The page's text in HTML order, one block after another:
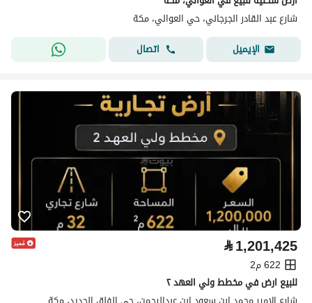
شارع عبد القادر الجرجاني، حي العوالي، مكة
الإيميل
اتصال
⃁1,201,425
622 م2
للبيع ارض في مخطط ولي العهد ٢